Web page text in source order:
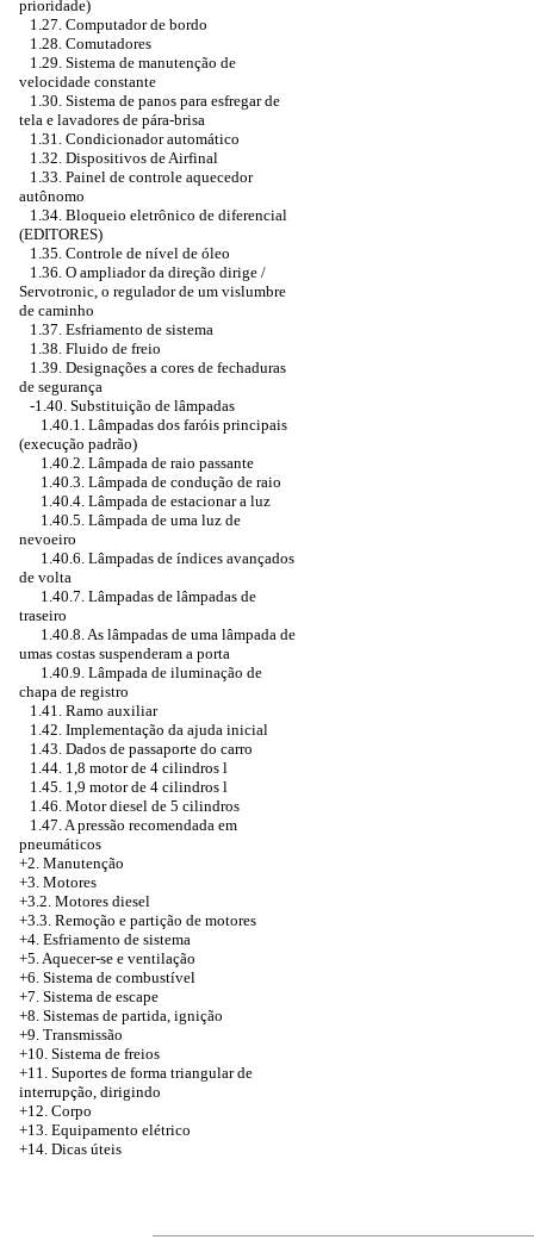
prioridade)
1.27. Computador de bordo
1.28. Comutadores
1.29. Sistema de manutenção de
velocidade constante
1.30. Sistema de panos para esfregar de
tela e lavadores de pára-brisa
1.31. Condicionador automático
1.32. Dispositivos de Airfinal
1.33. Painel de controle aquecedor
autônomo
1.34. Bloqueio eletrônico de diferencial
(EDITORES)
1.35. Controle de nível de óleo
1.36. O ampliador da direção dirige /
Servotronic, o regulador de um vislumbre
de caminho
1.37. Esfriamento de sistema
1.38. Fluido de freio
1.39. Designações a cores de fechaduras
de segurança
-1.40. Substituição de lâmpadas
1.40.1. Lâmpadas dos faróis principais
(execução padrão)
1.40.2. Lâmpada de raio passante
1.40.3. Lâmpada de condução de raio
1.40.4. Lâmpada de estacionar a luz
1.40.5. Lâmpada de uma luz de
nevoeiro
1.40.6. Lâmpadas de índices avançados
de volta
1.40.7. Lâmpadas de lâmpadas de
traseiro
1.40.8. As lâmpadas de uma lâmpada de
umas costas suspenderam a porta
1.40.9. Lâmpada de iluminação de
chapa de registro
1.41. Ramo auxiliar
1.42. Implementação da ajuda inicial
1.43. Dados de passaporte do carro
1.44. 1,8 motor de 4 cilindros l
1.45. 1,9 motor de 4 cilindros l
1.46. Motor diesel de 5 cilindros
1.47. A pressão recomendada em
pneumáticos
+2. Manutenção
+3. Motores
+3.2. Motores diesel
+3.3. Remoção e partição de motores
+4. Esfriamento de sistema
+5. Aquecer-se e ventilação
+6. Sistema de combustível
+7. Sistema de escape
+8. Sistemas de partida, ignição
+9. Transmissão
+10. Sistema de freios
+11. Suportes de forma triangular de
interrupção, dirigindo
+12. Corpo
+13. Equipamento elétrico
+14. Dicas úteis